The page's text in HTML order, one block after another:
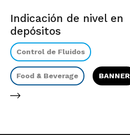
Indicación de nivel en
depósitos
Control de Fluidos
Food & Beverage BANNER